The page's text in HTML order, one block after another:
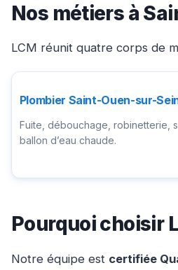
Nos métiers à
LCM réunit quatre corps de
Plombier Saint-Ouen-sur-
Fuite, débouchage, robinetterie,
ballon d’eau chaude.
Pourquoi choisir
Notre équipe est certifiée